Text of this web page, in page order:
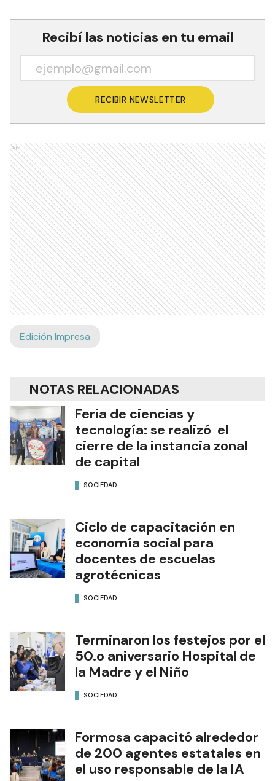
Recibí las noticias en tu email
RECIBIR NEWSLETTER
Ads
Edición Impresa
NOTAS RELACIONADAS
Feria de ciencias y
tecnología: se realizó el
cierre de la instancia zonal
de capital
SOCIEDAD
Ciclo de capacitación en
economía social para
docentes de escuelas
agrotécnicas
SOCIEDAD
Terminaron los festejos por el
50.o aniversario Hospital de
la Madre y el Niño
SOCIEDAD
Formosa capacitó alrededor
de 200 agentes estatales en
el uso responsable de la IA